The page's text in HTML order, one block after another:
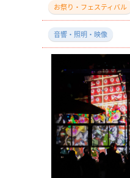
お祭り・フェスティバル
音響・照明・映像